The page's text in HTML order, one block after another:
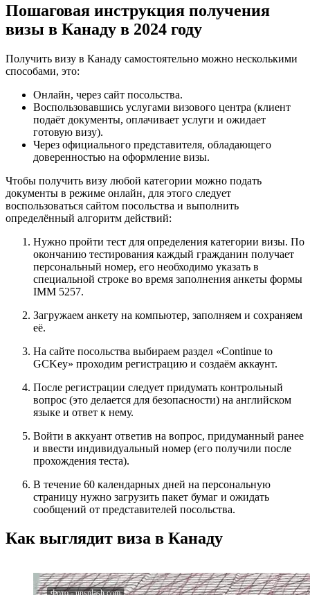
Пошаговая инструкция получения
визы в Канаду в 2024 году
Получить визу в Канаду самостоятельно можно несколькими
способами, это:
Онлайн, через сайт посольства.
Воспользовавшись услугами визового центра (клиент
подаёт документы, оплачивает услуги и ожидает
готовую визу).
Через официального представителя, обладающего
доверенностью на оформление визы.
Чтобы получить визу любой категории можно подать
документы в режиме онлайн, для этого следует
воспользоваться сайтом посольства и выполнить
определённый алгоритм действий:
Нужно пройти тест для определения категории визы. По
окончанию тестирования каждый гражданин получает
персональный номер, его необходимо указать в
специальной строке во время заполнения анкеты формы
IMM 5257.
Загружаем анкету на компьютер, заполняем и сохраняем
её.
На сайте посольства выбираем раздел «Continue to
GCKey» проходим регистрацию и создаём аккаунт.
После регистрации следует придумать контрольный
вопрос (это делается для безопасности) на английском
языке и ответ к нему.
Войти в аккуант ответив на вопрос, придуманный ранее
и ввести индивидуальный номер (его получили после
прохождения теста).
В течение 60 календарных дней на персональную
страницу нужно загрузить пакет бумаг и ожидать
сообщений от представителей посольства.
Как выглядит виза в Канаду